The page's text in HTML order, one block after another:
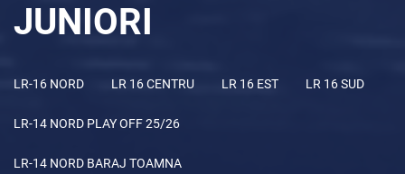
JUNIORI
LR-16 NORD LR 16 CENTRU LR 16 EST LR 16 SUD
LR-14 NORD PLAY OFF 25/26
LR-14 NORD BARAJ TOAMNA